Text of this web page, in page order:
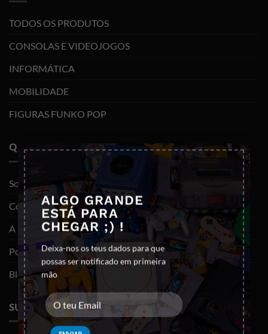
ALGO GRANDE
ESTÁ PARA
CHEGAR ;) !
Deixa-nos os teus dados para que
possas ser notificado em primeira
mão
×
TODOS OS PRODUTOS
CONSOLAS E VIDEOJOGOS
INFORMÁTICA
MOBILIDADE
FIGURAS FUNKO POP
QUEM SOMOS
Sobre nós
Contactos
A minha conta
Política de privacidade
Blog
SUPORTE